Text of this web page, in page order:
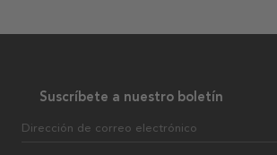
Suscríbete a nuestro boletín
Dirección de correo electrónico